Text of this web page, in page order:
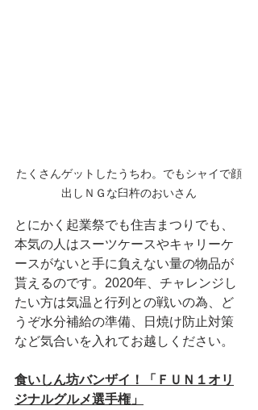
たくさんゲットしたうちわ。でもシャイで顔
出しＮＧな臼杵のおいさん
とにかく起業祭でも住吉まつりでも、
本気の人はスーツケースやキャリーケ
ースがないと手に負えない量の物品が
貰えるのです。2020年、チャレンジし
たい方は気温と行列との戦いの為、ど
うぞ水分補給の準備、日焼け防止対策
など気合いを入れてお越しください。
食いしん坊バンザイ！「ＦＵＮ１オリ
ジナルグルメ選手権」